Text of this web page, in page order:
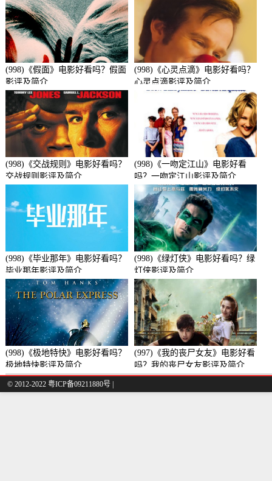
(998)《假面》电影好看吗？假面
影评及简介
(998)《心灵点滴》电影好看吗？
心灵点滴影评及简介
(998)《交战规则》电影好看吗？
交战规则影评及简介
(998)《一吻定江山》电影好看
吗？一吻定江山影评及简介
(998)《毕业那年》电影好看吗？
毕业那年影评及简介
(998)《绿灯侠》电影好看吗？绿
灯侠影评及简介
(998)《极地特快》电影好看吗？
极地特快影评及简介
(997)《我的丧尸女友》电影好看
吗？我的丧尸女友影评及简介
© 2012-2022 粤ICP备09211880号 |